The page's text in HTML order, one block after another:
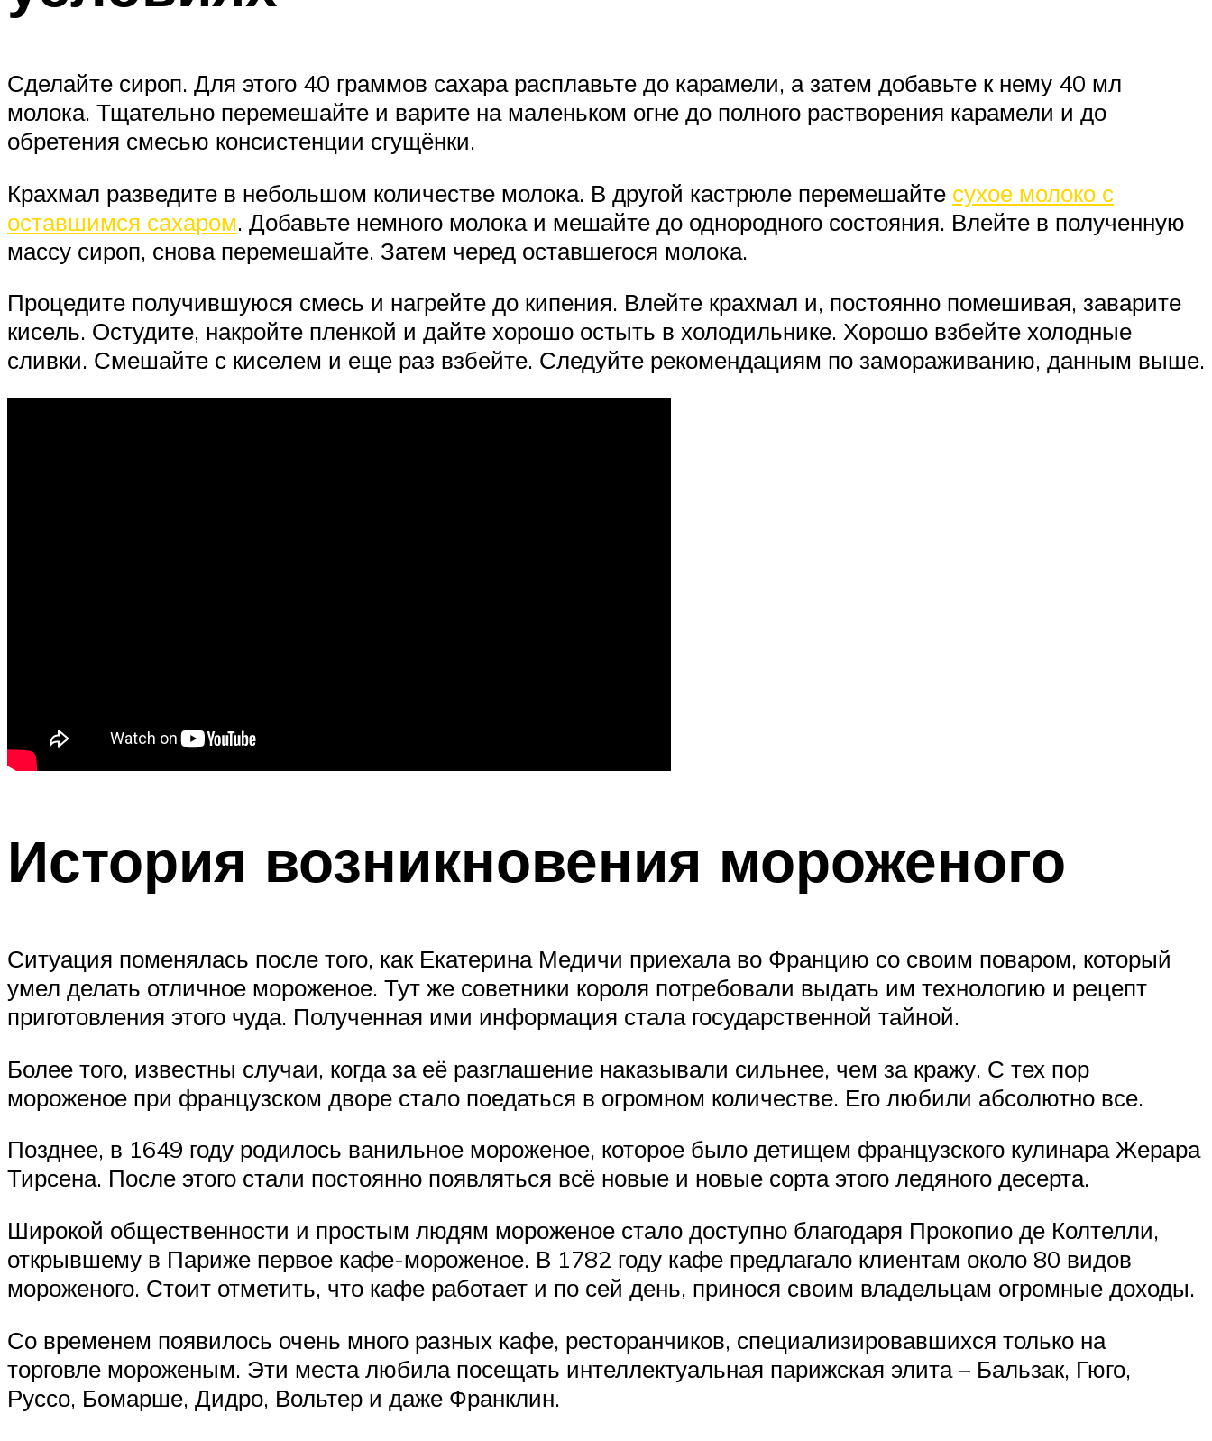
Сделайте сироп. Для этого 40 граммов сахара расплавьте до карамели, а затем добавьте к нему 40 мл
молока. Тщательно перемешайте и варите на маленьком огне до полного растворения карамели и до
обретения смесью консистенции сгущёнки.
Крахмал разведите в небольшом количестве молока. В другой кастрюле перемешайте сухое молоко с
оставшимся сахаром. Добавьте немного молока и мешайте до однородного состояния. Влейте в полученную
массу сироп, снова перемешайте. Затем черед оставшегося молока.
Процедите получившуюся смесь и нагрейте до кипения. Влейте крахмал и, постоянно помешивая, заварите
кисель. Остудите, накройте пленкой и дайте хорошо остыть в холодильнике. Хорошо взбейте холодные
сливки. Смешайте с киселем и еще раз взбейте. Следуйте рекомендациям по замораживанию, данным выше.
История возникновения мороженого
Ситуация поменялась после того, как Екатерина Медичи приехала во Францию со своим поваром, который
умел делать отличное мороженое. Тут же советники короля потребовали выдать им технологию и рецепт
приготовления этого чуда. Полученная ими информация стала государственной тайной.
Более того, известны случаи, когда за её разглашение наказывали сильнее, чем за кражу. С тех пор
мороженое при французском дворе стало поедаться в огромном количестве. Его любили абсолютно все.
Позднее, в 1649 году родилось ванильное мороженое, которое было детищем французского кулинара Жерара
Тирсена. После этого стали постоянно появляться всё новые и новые сорта этого ледяного десерта.
Широкой общественности и простым людям мороженое стало доступно благодаря Прокопио де Колтелли,
открывшему в Париже первое кафе-мороженое. В 1782 году кафе предлагало клиентам около 80 видов
мороженого. Стоит отметить, что кафе работает и по сей день, принося своим владельцам огромные доходы.
Со временем появилось очень много разных кафе, ресторанчиков, специализировавшихся только на
торговле мороженым. Эти места любила посещать интеллектуальная парижская элита – Бальзак, Гюго,
Руссо, Бомарше, Дидро, Вольтер и даже Франклин.